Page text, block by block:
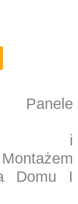
i
Domu I